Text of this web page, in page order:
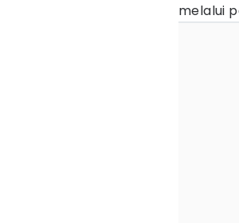
melalui